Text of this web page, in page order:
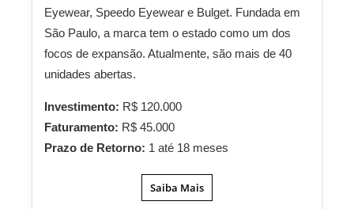
Eyewear, Speedo Eyewear e Bulget. Fundada em
São Paulo, a marca tem o estado como um dos
focos de expansão. Atualmente, são mais de 40
unidades abertas.
Investimento: R$ 120.000
Faturamento: R$ 45.000
Prazo de Retorno: 1 até 18 meses
Saiba Mais